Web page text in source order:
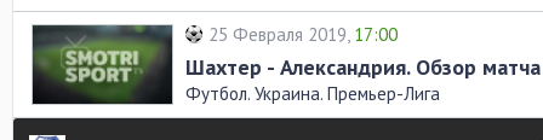
25 Февраля 2019, 17:00
Шахтер - Александрия. Обзор матча
Футбол. Украина. Премьер-Лига